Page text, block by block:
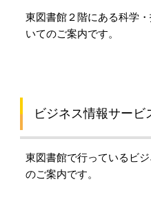
東図書館２階にある科学
いてのご案内です。
ビジネス情報サービ
東図書館で行っているビ
のご案内です。